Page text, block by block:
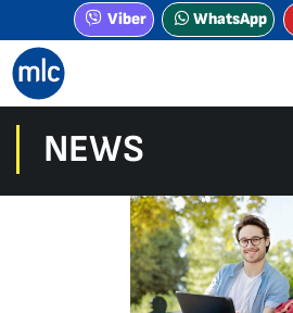
Viber WhatsApp
NEWS